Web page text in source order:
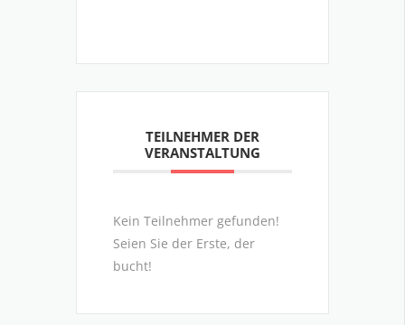
TEILNEHMER DER
VERANSTALTUNG
Kein Teilnehmer gefunden!
Seien Sie der Erste, der
bucht!